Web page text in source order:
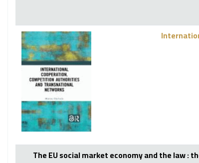
The EU social market economy and the law